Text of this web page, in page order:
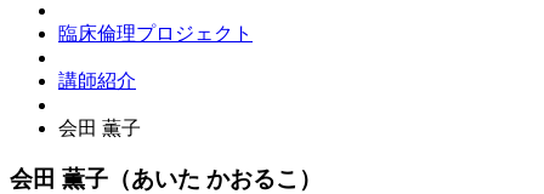
臨床倫理プロジェクト
講師紹介
会田 薫子
会田 薫子 （あいた かおるこ）